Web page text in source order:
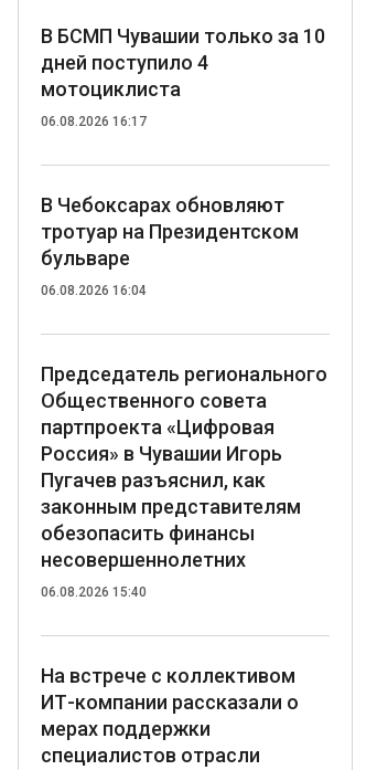
В БСМП Чувашии только за 10
дней поступило 4
мотоциклиста
06.08.2026 16:17
В Чебоксарах обновляют
тротуар на Президентском
бульваре
06.08.2026 16:04
Председатель регионального
Общественного совета
партпроекта «Цифровая
Россия» в Чувашии Игорь
Пугачев разъяснил, как
законным представителям
обезопасить финансы
несовершеннолетних
06.08.2026 15:40
На встрече с коллективом
ИТ-компании рассказали о
мерах поддержки
специалистов отрасли